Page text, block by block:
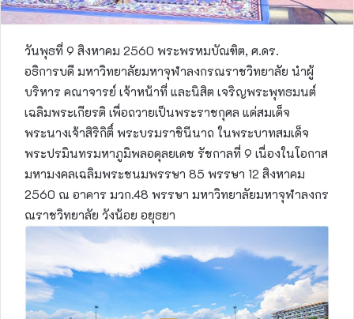
วันพุธที่ 9 สิงหาคม 2560 พระพรหมบัณฑิต, ศ.ดร.
อธิการบดี มหาวิทยาลัยมหาจุฬาลงกรณราชวิทยาลัย นำผู้
บริหาร คณาจารย์ เจ้าหน้าที่ และนิสิต เจริญพระพุทธมนต์
เฉลิมพระเกียรติ เพื่อถวายเป็นพระราชกุศล แด่สมเด็จ
พระนางเจ้าสิริกิติ์ พระบรมราชินีนาถ ในพระบาทสมเด็จ
พระปรมินทรมหาภูมิพลอดุลยเดช รัชกาลที่ 9 เนื่องในโอกาส
มหามงคลเฉลิมพระชนมพรรษา 85 พรรษา 12 สิงหาคม
2560 ณ อาคาร มวก.48 พรรษา มหาวิทยาลัยมหาจุฬาลงกร
ณราชวิทยาลัย วังน้อย อยุธยา